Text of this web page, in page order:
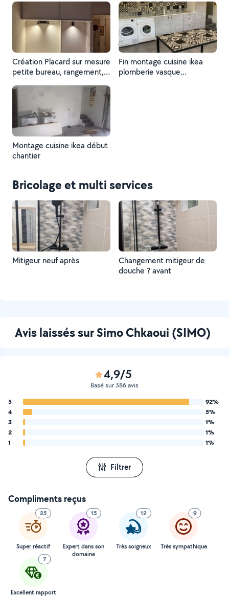
Création Placard sur mesure
petite bureau, rangement,
Fin montage cuisine ikea
plomberie vasque
Montage cuisine ikea début
chantier
Bricolage et multi services
Mitigeur neuf après
Changement mitigeur de
douche ? avant
Avis laissés sur Simo Chkaoui (SIMO)
4,9/5
Basé sur 386 avis
5
92%
4
5%
3
1%
2
1%
1
1%
Filtrer
Compliments reçus
25
Super réactif
15
Expert dans son
domaine
12
Très soigneux
9
Très sympathique
7
Excellent rapport